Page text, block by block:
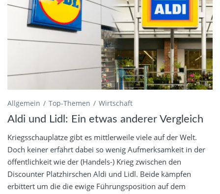
Allgemein Top-Themen Wirtschaft
Aldi und Lidl: Ein etwas anderer Vergleich
Kriegsschauplätze gibt es mittlerweile viele auf der Welt.
Doch keiner erfährt dabei so wenig Aufmerksamkeit in der
öffentlichkeit wie der (Handels-) Krieg zwischen den
Discounter Platzhirschen Aldi und Lidl. Beide kämpfen
erbittert um die die ewige Führungsposition auf dem